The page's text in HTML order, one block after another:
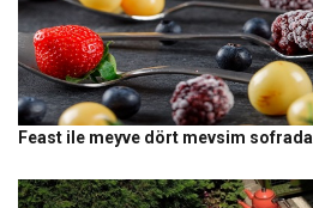
Feast ile meyve dört mevsim sofrada